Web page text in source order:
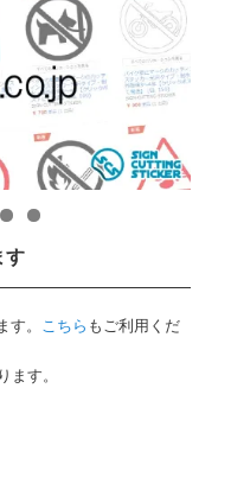
す
。 こちら もご利用くだ
す。